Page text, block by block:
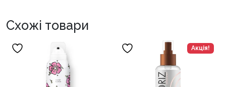
Схожі товари
Акція!